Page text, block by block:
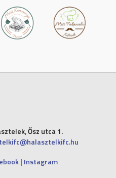
Ősz utca 1.
| Instagram